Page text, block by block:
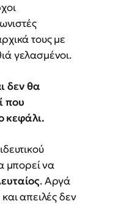
τους με
γελασμένοι.
δεν θα
που
κεφάλι.
μπορεί να
. Αργά
απειλές δεν